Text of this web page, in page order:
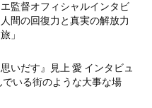
監督オフィシャルインタビ
間の回復力と真実の解放力
」
いだす』見上 愛 インタビュ
でいる街のような大事な場